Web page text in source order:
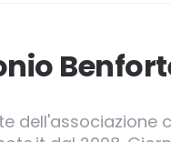
dell'associazione